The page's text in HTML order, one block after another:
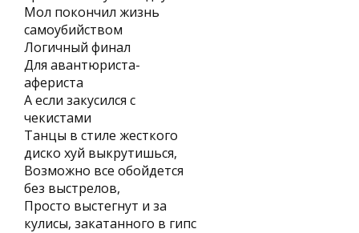
Мол покончил жизнь
самоубийством
Логичный финал
Для авантюриста-
афериста
А если закусился с
чекистами
Танцы в стиле жесткого
диско хуй выкрутишься,
Возможно все обойдется
без выстрелов,
Просто выстегнут и за
кулисы, закатанного в гипс